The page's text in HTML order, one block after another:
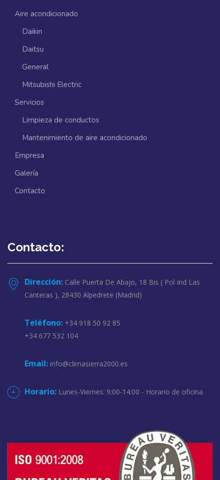
Aire acondicionado
Daikin
Daitsu
General
Mitsubishi Electric
Servicios
Limpieza de conductos
Mantenimiento de aire acondicionado
Empresa
Galería
Contacto
Contacto:
Dirección: Calle Puerta De Abajo, 18 Bis ( Pol Ind Las
Canteras ), 28430 Alpedrete (Madrid)
Teléfono: +34 918 50 92 85
+34 677 532 104
Email: info@climasierra2000.es
Horario: Lunes-Viernes: 9:00-14:00 - Horario de oficina